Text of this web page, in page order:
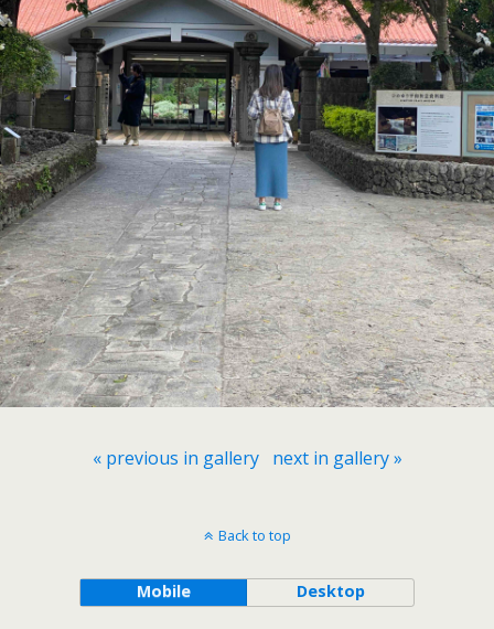
« previous in gallery next in gallery »
Back to top
Mobile Desktop